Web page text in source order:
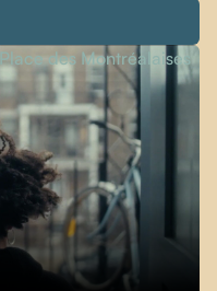
Place des Montréalaises